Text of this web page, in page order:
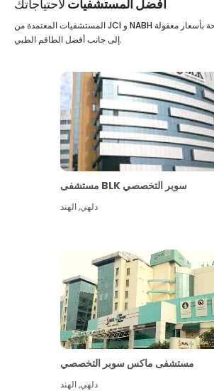
أفضل المستشفيات لاحتياجاتك
المستشفيات المعتمدة من JCI و NABH مع أحدث المرافق المتاحة بأسعار معقولة
إلى جانب أفضل الطاقم الطبي.
مستشفى BLK سوبر التخصصي
دلهي,الهند
مستشفى ماكس سوبر التخصصي
دلهي,الهند